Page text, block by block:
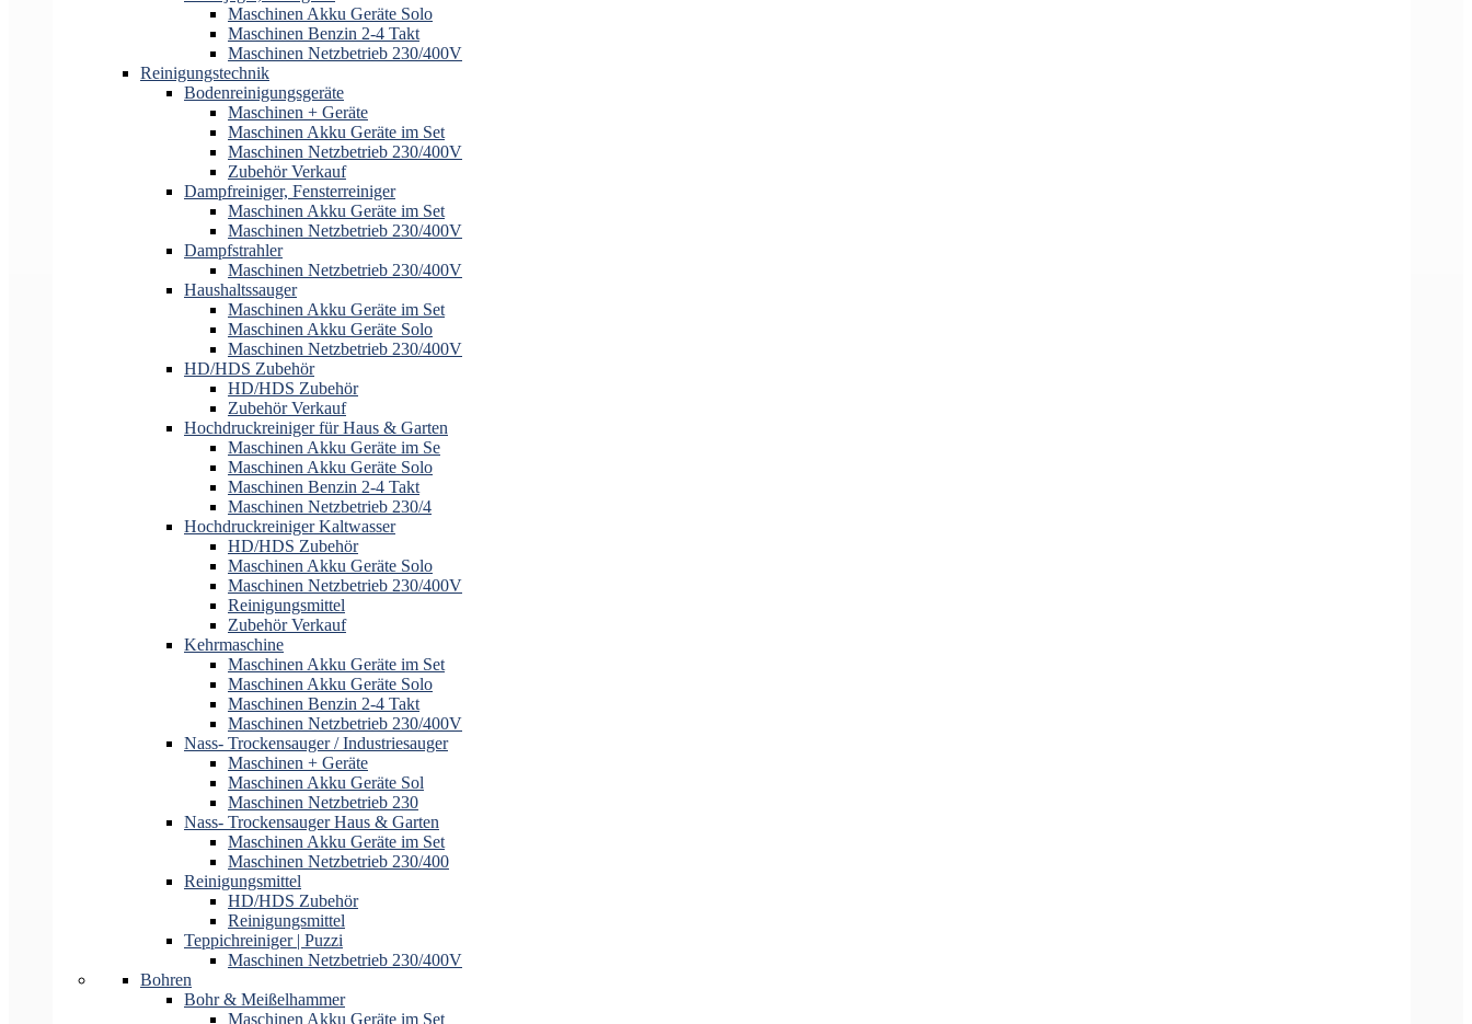
Maschinen Akku Geräte Solo
Maschinen Benzin 2-4 Takt
Maschinen Netzbetrieb 230/400V
Reinigungstechnik
Bodenreinigungsgeräte
Maschinen + Geräte
Maschinen Akku Geräte im Set
Maschinen Netzbetrieb 230/400V
Zubehör Verkauf
Dampfreiniger, Fensterreiniger
Maschinen Akku Geräte im Set
Maschinen Netzbetrieb 230/400V
Dampfstrahler
Maschinen Netzbetrieb 230/400V
Haushaltssauger
Maschinen Akku Geräte im Set
Maschinen Akku Geräte Solo
Maschinen Netzbetrieb 230/400V
HD/HDS Zubehör
HD/HDS Zubehör
Zubehör Verkauf
Hochdruckreiniger für Haus & Garten
Maschinen Akku Geräte im Se
Maschinen Akku Geräte Solo
Maschinen Benzin 2-4 Takt
Maschinen Netzbetrieb 230/4
Hochdruckreiniger Kaltwasser
HD/HDS Zubehör
Maschinen Akku Geräte Solo
Maschinen Netzbetrieb 230/400V
Reinigungsmittel
Zubehör Verkauf
Kehrmaschine
Maschinen Akku Geräte im Set
Maschinen Akku Geräte Solo
Maschinen Benzin 2-4 Takt
Maschinen Netzbetrieb 230/400V
Nass- Trockensauger / Industriesauger
Maschinen + Geräte
Maschinen Akku Geräte Sol
Maschinen Netzbetrieb 230
Nass- Trockensauger Haus & Garten
Maschinen Akku Geräte im Set
Maschinen Netzbetrieb 230/400
Reinigungsmittel
HD/HDS Zubehör
Reinigungsmittel
Teppichreiniger | Puzzi
Maschinen Netzbetrieb 230/400V
Bohren
Bohr & Meißelhammer
Maschinen Akku Geräte im Set